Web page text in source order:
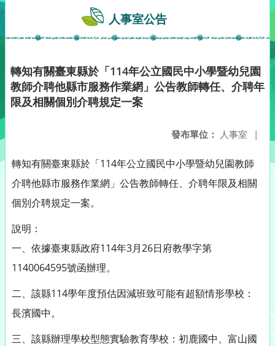
人事室公告
轉知有關臺東縣於「114年公立國民中小學暨幼兒園
教師介聘他縣市服務作業網」公告教師轉任、介聘年
限及相關個別介聘規定一案
發布單位： 人事室 |
轉知有關臺東縣於「114年公立國民中小學暨幼兒園教師
介聘他縣市服務作業網」公告教師轉任、介聘年限及相關
個別介聘規定一案。
說明：
一、依據臺東縣政府114年3月26日府教學字第
1140064595號函辦理。
二、該縣114學年度預估因減班致可能有超額情形學校：
長濱國中。
三、該縣辦理學校型態實驗教育學校：初鹿國中、富山國